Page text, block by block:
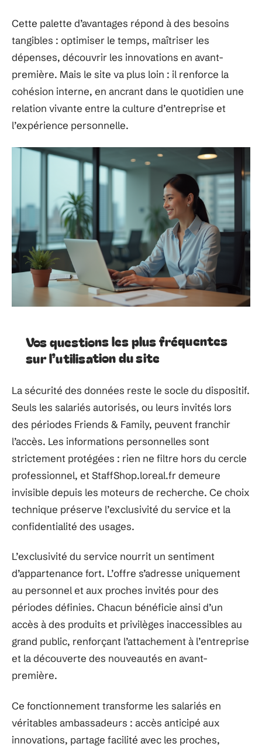
Cette palette d’avantages répond à des besoins
tangibles : optimiser le temps, maîtriser les
dépenses, découvrir les innovations en avant-
première. Mais le site va plus loin : il renforce la
cohésion interne, en ancrant dans le quotidien une
relation vivante entre la culture d’entreprise et
l’expérience personnelle.
Vos questions les plus fréquentes
sur l’utilisation du site
La sécurité des données reste le socle du dispositif.
Seuls les salariés autorisés, ou leurs invités lors
des périodes Friends & Family, peuvent franchir
l’accès. Les informations personnelles sont
strictement protégées : rien ne filtre hors du cercle
professionnel, et StaffShop.loreal.fr demeure
invisible depuis les moteurs de recherche. Ce choix
technique préserve l’exclusivité du service et la
confidentialité des usages.
L’exclusivité du service nourrit un sentiment
d’appartenance fort. L’offre s’adresse uniquement
au personnel et aux proches invités pour des
périodes définies. Chacun bénéficie ainsi d’un
accès à des produits et privilèges inaccessibles au
grand public, renforçant l’attachement à l’entreprise
et la découverte des nouveautés en avant-
première.
Ce fonctionnement transforme les salariés en
véritables ambassadeurs : accès anticipé aux
innovations, partage facilité avec les proches,